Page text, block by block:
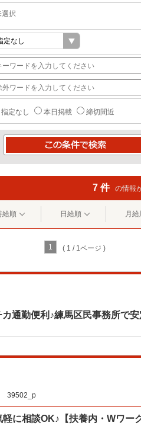
選択
指定なし 本日掲載 締切間近
7 件 の情報
給順 日給順 月給
1 ( 1 / 1ページ )
通勤便利♪練馬区民事務所で安
39502_p
に相談OK♪【扶養内・Wワー